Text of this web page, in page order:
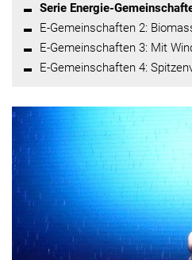
Serie Energie-
E-Gemeinschaften 2:
E-Gemeinschaften 3: Mit
E-Gemeinschaften 4: